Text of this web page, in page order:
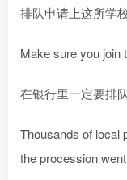
排队申请上这所学
Make sure you join
在银行里一定要排队
Thousands of local
the procession